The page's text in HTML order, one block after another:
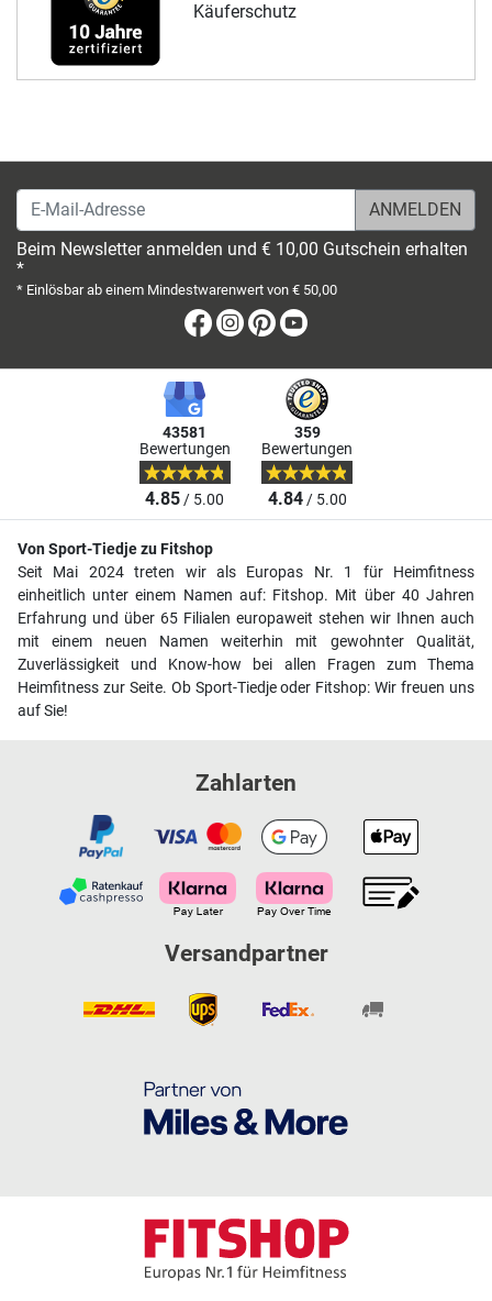
Käuferschutz
E-Mail-Adresse
Beim Newsletter anmelden und € 10,00 Gutschein erhalten
*
* Einlösbar ab einem Mindestwarenwert von € 50,00
Facebook
Instagram
Pinterest
43581
Bewertungen
4.85/ 5.00
359
Bewertungen
4.84/ 5.00
Von Sport-Tiedje zu Fitshop
Seit Mai 2024 treten wir als Europas Nr. 1 für Heimfitness
einheitlich unter einem Namen auf: Fitshop. Mit über 40 Jahren
Erfahrung und über 65 Filialen europaweit stehen wir Ihnen auch
mit einem neuen Namen weiterhin mit gewohnter Qualität,
Zuverlässigkeit und Know-how bei allen Fragen zum Thema
Heimfitness zur Seite. Ob Sport-Tiedje oder Fitshop: Wir freuen uns
auf Sie!
Zahlarten
Versandpartner